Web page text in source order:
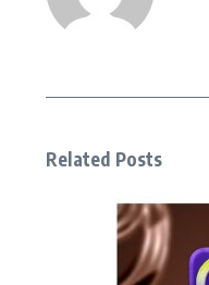
Related Posts